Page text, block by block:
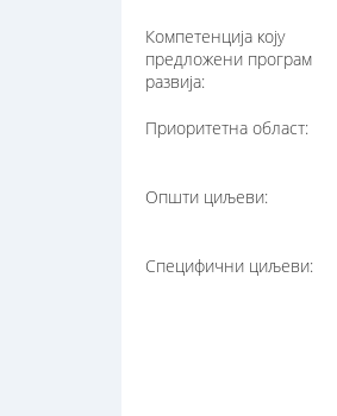
Компетенција коју
предложени програм
развија:
Приоритетна област:
Општи циљеви:
Специфични циљеви: